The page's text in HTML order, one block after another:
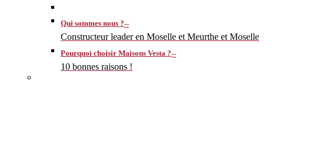
Qui sommes nous ?–
Constructeur leader en Moselle et Meurthe et Moselle
Pourquoi choisir Maisons Vesta ?–
10 bonnes raisons !